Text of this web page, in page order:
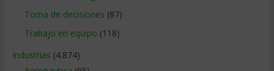
Toma de decisiones (87)
Trabajo en equipo (118)
Industrias (4.874)